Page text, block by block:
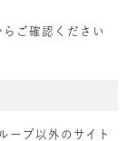
らご確認ください
ープ以外のサイト